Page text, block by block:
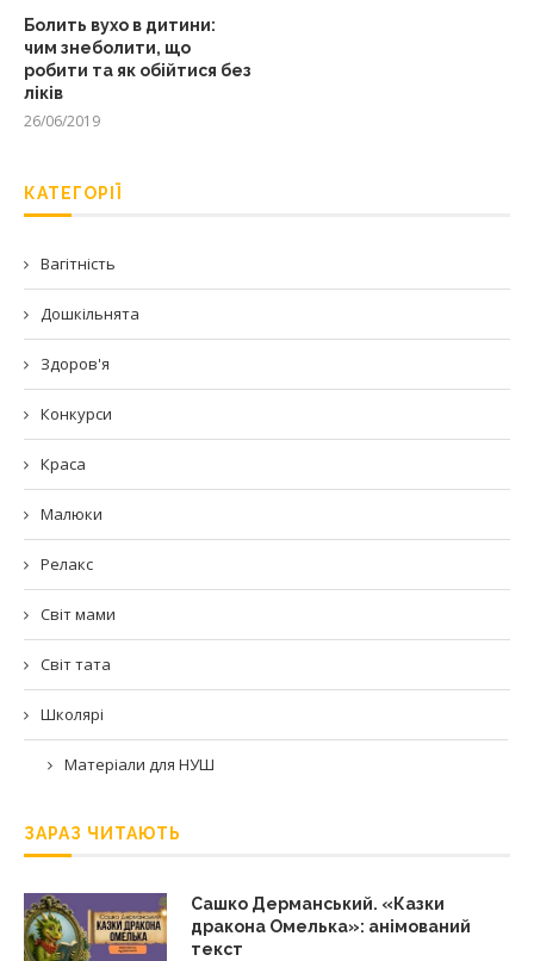
Болить вухо в дитини:
чим знеболити, що
робити та як обійтися без
ліків
26/06/2019
КАТЕГОРІЇ
Вагітність
Дошкільнята
Здоров'я
Конкурси
Краса
Малюки
Релакс
Світ мами
Світ тата
Школярі
Матеріали для НУШ
ЗАРАЗ ЧИТАЮТЬ
Сашко Дерманський. «Казки
дракона Омелька»: анімований
текст